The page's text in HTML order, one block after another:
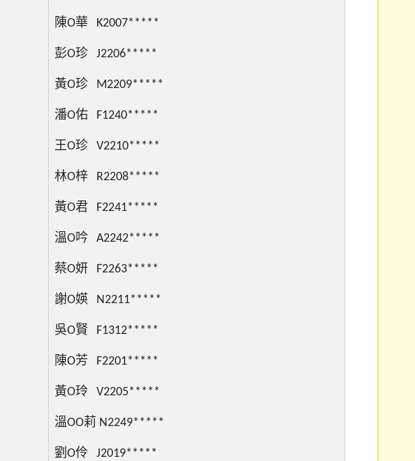
陳O華 K2007*****
彭O珍 J2206*****
黃O珍 M2209*****
潘O佑 F1240*****
王O珍 V2210*****
林O梓 R2208*****
黃O君 F2241*****
溫O吟 A2242*****
蔡O妍 F2263*****
謝O媖 N2211*****
吳O賢 F1312*****
陳O芳 F2201*****
黃O玲 V2205*****
溫OO莉 N2249*****
劉O伶 J2019*****